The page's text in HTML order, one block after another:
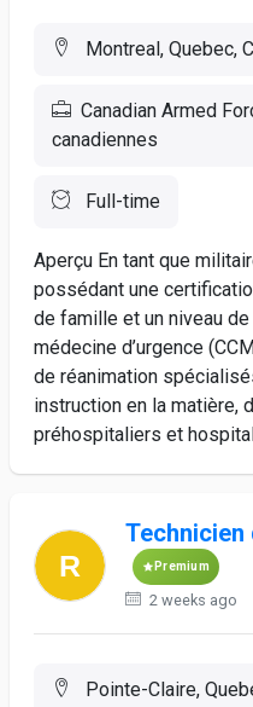
Montreal, Quebec,
Canadian Armed
canadiennes
Full-time
Aperçu En tant que
possédant une
de famille et un niveau
médecine d’urgence
de réanimation
instruction en la matière,
préhospitaliers et
Premium
2 weeks ago
Pointe-Claire,